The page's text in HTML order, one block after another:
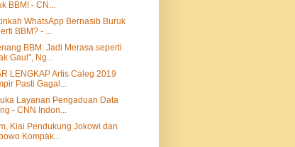
BBM! - CN...
WhatsApp Bernasib Buruk
BBM? - ...
BBM: Jadi Merasa seperti
Gaul", Ng...
LENGKAP Artis Caleg 2019
Pasti Gagal...
Layanan Pengaduan Data
- CNN Indon...
Kiai Pendukung Jokowi dan
Kompak...